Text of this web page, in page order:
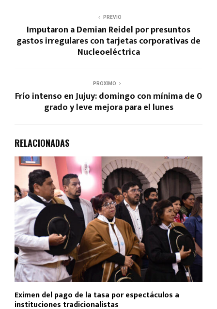
PREVIO
Imputaron a Demian Reidel por presuntos
gastos irregulares con tarjetas corporativas de
Nucleoeléctrica
PROXIMO
Frío intenso en Jujuy: domingo con mínima de 0
grado y leve mejora para el lunes
RELACIONADAS
Eximen del pago de la tasa por espectáculos a
instituciones tradicionalistas